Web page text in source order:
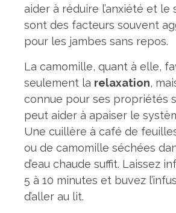
aider à réduire l’anxiété et le
sont des facteurs souvent
pour les jambes sans repos.
La camomille, quant à elle,
seulement la relaxation,
connue pour ses propriétés
peut aider à apaiser le
Une cuillère à café de
ou de camomille séchées
d’eau chaude suffit. Laissez
5 à 10 minutes et buvez
d’aller au lit.